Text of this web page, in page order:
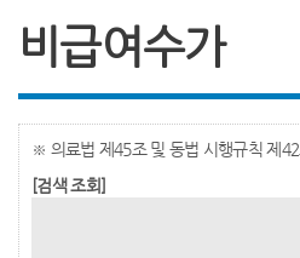
비급여수가
※ 의료법 제45조 및 동법 시행규칙 제
[검색 조회]